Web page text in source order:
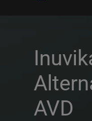
AVD